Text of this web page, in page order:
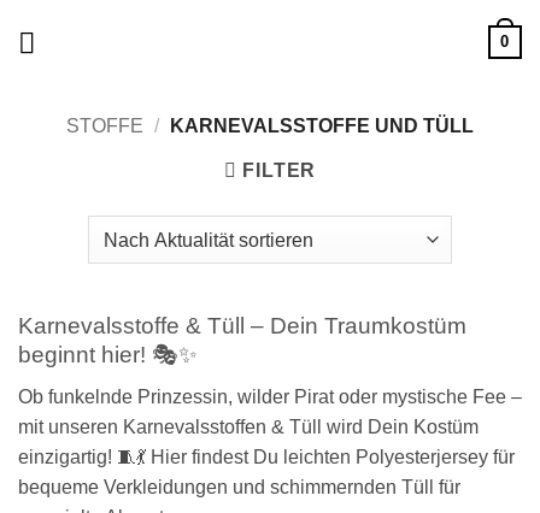
0
STOFFE / KARNEVALSSTOFFE UND TÜLL
FILTER
Karnevalsstoffe & Tüll – Dein Traumkostüm
beginnt hier! 🎭✨
Ob funkelnde Prinzessin, wilder Pirat oder mystische Fee –
mit unseren Karnevalsstoffen & Tüll wird Dein Kostüm
einzigartig! 🧵💃 Hier findest Du leichten Polyesterjersey für
bequeme Verkleidungen und schimmernden Tüll für